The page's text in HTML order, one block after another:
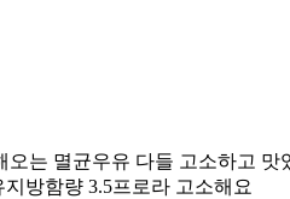
는 멸균우유 다들 고소하고
방함량 3.5프로라 고소해요